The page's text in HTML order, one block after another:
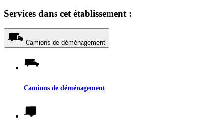
Services dans cet établissement :
Camions de déménagement
Camions de déménagement